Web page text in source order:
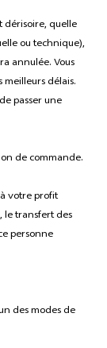
quelle
ou technique),
annulée. Vous
délais.
passer une
de commande.
votre profit
le transfert des
personne
des modes de